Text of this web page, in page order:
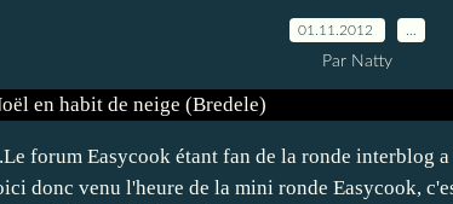
01.11.2012
Par Natty
forum Easycook étant fan de la ronde interblog
donc venu l'heure de la mini ronde Easycook,